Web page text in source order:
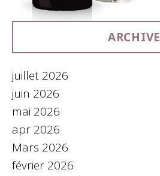
ARCHIVE
juillet 2026
juin 2026
mai 2026
apr 2026
Mars 2026
février 2026